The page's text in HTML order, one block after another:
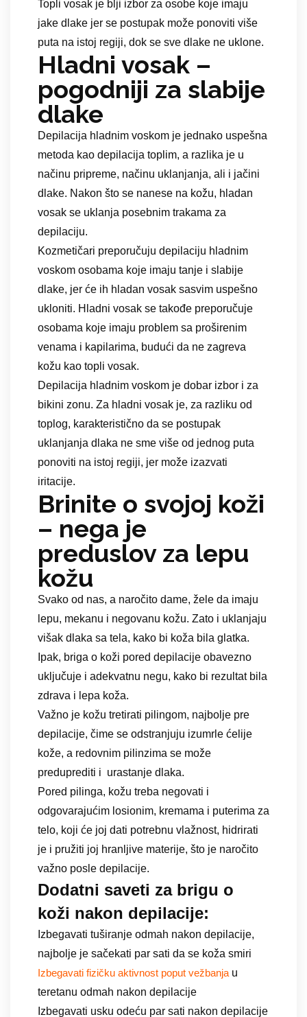
Topli vosak je blji izbor za osobe koje imaju
jake dlake jer se postupak može ponoviti više
puta na istoj regiji, dok se sve dlake ne uklone.
Hladni vosak –
pogodniji za slabije
dlake
Depilacija hladnim voskom je jednako uspešna
metoda kao depilacija toplim, a razlika je u
načinu pripreme, načinu uklanjanja, ali i jačini
dlake. Nakon što se nanese na kožu, hladan
vosak se uklanja posebnim trakama za
depilaciju.
Kozmetičari preporučuju depilaciju hladnim
voskom osobama koje imaju tanje i slabije
dlake, jer će ih hladan vosak sasvim uspešno
ukloniti. Hladni vosak se takođe preporučuje
osobama koje imaju problem sa proširenim
venama i kapilarima, budući da ne zagreva
kožu kao topli vosak.
Depilacija hladnim voskom je dobar izbor i za
bikini zonu. Za hladni vosak je, za razliku od
toplog, karakteristično da se postupak
uklanjanja dlaka ne sme više od jednog puta
ponoviti na istoj regiji, jer može izazvati
iritacije.
Brinite o svojoj koži
– nega je
preduslov za lepu
kožu
Svako od nas, a naročito dame, žele da imaju
lepu, mekanu i negovanu kožu. Zato i uklanjaju
višak dlaka sa tela, kako bi koža bila glatka.
Ipak, briga o koži pored depilacije obavezno
uključuje i adekvatnu negu, kako bi rezultat bila
zdrava i lepa koža.
Važno je kožu tretirati pilingom, najbolje pre
depilacije, čime se odstranjuju izumrle ćelije
kože, a redovnim pilinzima se može
preduprediti i urastanje dlaka.
Pored pilinga, kožu treba negovati i
odgovarajućim losionim, kremama i puterima za
telo, koji će joj dati potrebnu vlažnost, hidrirati
je i pružiti joj hranljive materije, što je naročito
važno posle depilacije.
Dodatni saveti za brigu o
koži nakon depilacije:
Izbegavati tuširanje odmah nakon depilacije,
najbolje je sačekati par sati da se koža smiri
Izbegavati fizičku aktivnost poput vežbanja u
teretanu odmah nakon depilacije
Izbegavati usku odeću par sati nakon depilacije